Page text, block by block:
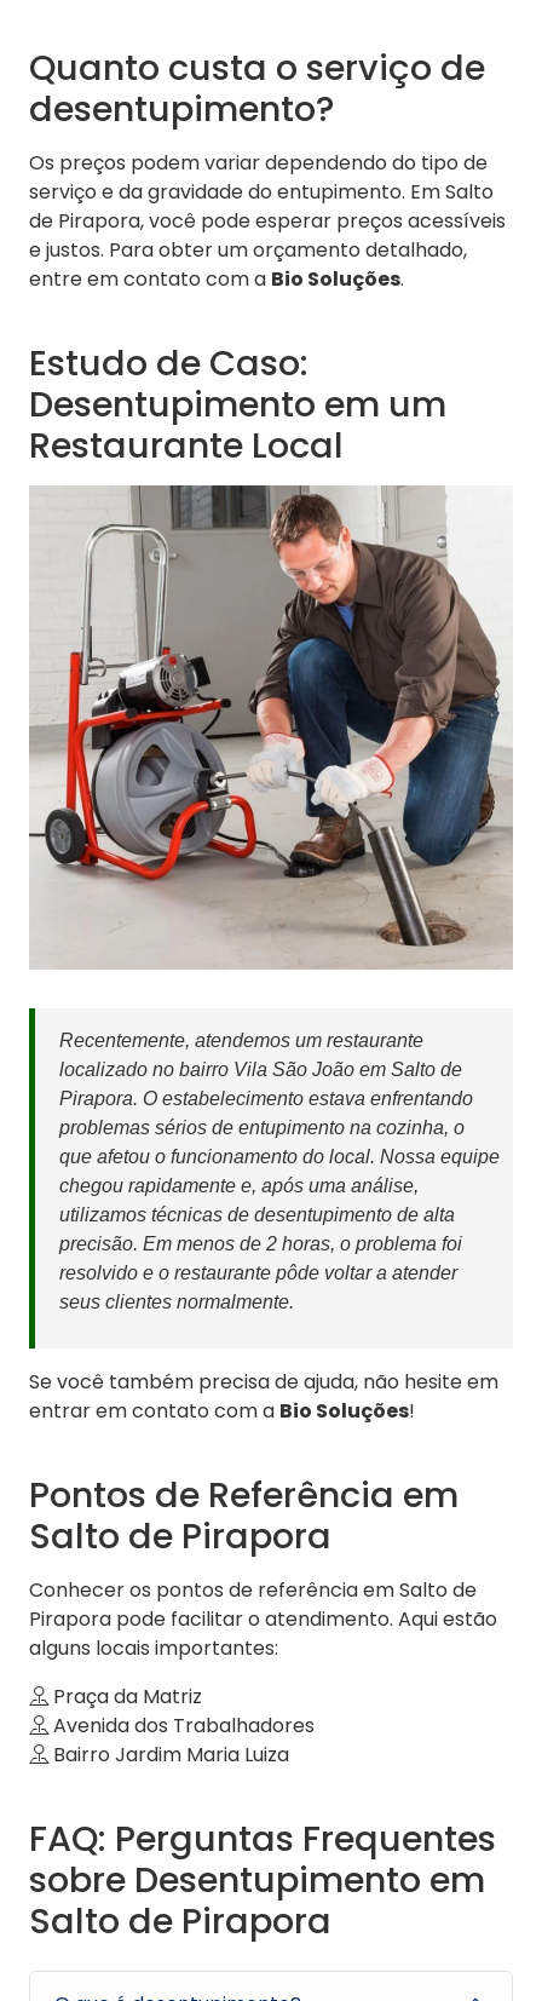
Quanto custa o serviço de
desentupimento?
Os preços podem variar dependendo do tipo de
serviço e da gravidade do entupimento. Em Salto
de Pirapora, você pode esperar preços acessíveis
e justos. Para obter um orçamento detalhado,
entre em contato com a Bio Soluções.
Estudo de Caso:
Desentupimento em um
Restaurante Local
Recentemente, atendemos um restaurante
localizado no bairro Vila São João em Salto de
Pirapora. O estabelecimento estava enfrentando
problemas sérios de entupimento na cozinha, o
que afetou o funcionamento do local. Nossa equipe
chegou rapidamente e, após uma análise,
utilizamos técnicas de desentupimento de alta
precisão. Em menos de 2 horas, o problema foi
resolvido e o restaurante pôde voltar a atender
seus clientes normalmente.
Se você também precisa de ajuda, não hesite em
entrar em contato com a Bio Soluções!
Pontos de Referência em
Salto de Pirapora
Conhecer os pontos de referência em Salto de
Pirapora pode facilitar o atendimento. Aqui estão
alguns locais importantes:
Praça da Matriz
Avenida dos Trabalhadores
Bairro Jardim Maria Luiza
FAQ: Perguntas Frequentes
sobre Desentupimento em
Salto de Pirapora